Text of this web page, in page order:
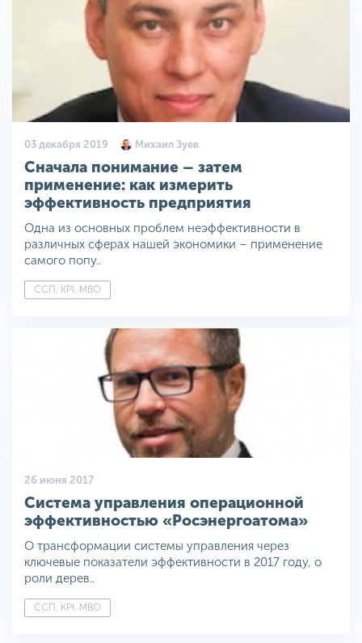
03 декабря 2019 Михаил Зуев
Сначала понимание – затем
применение: как измерить
эффективность предприятия
Одна из основных проблем неэффективности в
различных сферах нашей экономики – применение
самого попу..
ССП, KPI, MBO
26 июня 2017
Система управления операционной
эффективностью «Росэнергоатома»
О трансформации системы управления через
ключевые показатели эффективности в 2017 году, о
роли дерев..
ССП, KPI, MBO